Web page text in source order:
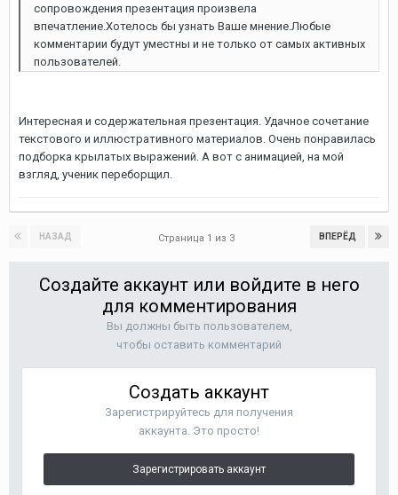
сопровождения презентация произвела
впечатление.Хотелось бы узнать Ваше мнение.Любые
комментарии будут уместны и не только от самых активных
пользователей.
Интересная и содержательная презентация. Удачное сочетание
текстового и иллюстративного материалов. Очень понравилась
подборка крылатых выражений. А вот с анимацией, на мой
взгляд, ученик переборщил.
НАЗАД ВПЕРЁД
Страница 1 из 3
Создайте аккаунт или войдите в него
для комментирования
Вы должны быть пользователем,
чтобы оставить комментарий
Создать аккаунт
Зарегистрируйтесь для получения
аккаунта. Это просто!
Зарегистрировать аккаунт